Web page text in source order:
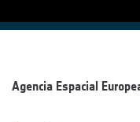
Agencia Espacial